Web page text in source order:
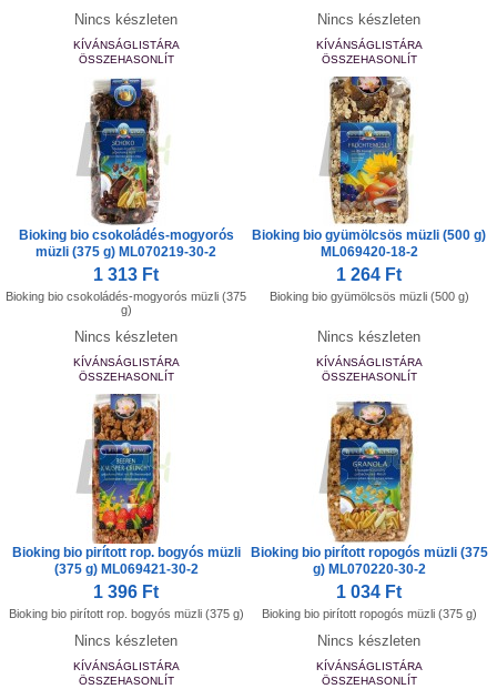
Nincs készleten
KÍVÁNSÁGLISTÁRA
ÖSSZEHASONLÍT
Nincs készleten
KÍVÁNSÁGLISTÁRA
ÖSSZEHASONLÍT
Bioking bio csokoládés-mogyorós
müzli (375 g) ML070219-30-2
1 313 Ft
Bioking bio csokoládés-mogyorós müzli (375
g)
Nincs készleten
KÍVÁNSÁGLISTÁRA
ÖSSZEHASONLÍT
Bioking bio gyümölcsös müzli (500 g)
ML069420-18-2
1 264 Ft
Bioking bio gyümölcsös müzli (500 g)
Nincs készleten
KÍVÁNSÁGLISTÁRA
ÖSSZEHASONLÍT
Bioking bio pirított rop. bogyós müzli
(375 g) ML069421-30-2
1 396 Ft
Bioking bio pirított rop. bogyós müzli (375 g)
Nincs készleten
KÍVÁNSÁGLISTÁRA
ÖSSZEHASONLÍT
Bioking bio pirított ropogós müzli (375
g) ML070220-30-2
1 034 Ft
Bioking bio pirított ropogós müzli (375 g)
Nincs készleten
KÍVÁNSÁGLISTÁRA
ÖSSZEHASONLÍT